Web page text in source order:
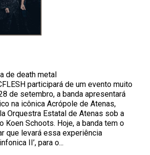
de death metal
participará de um evento muito
de setembro, a banda apresentará
na icônica Acrópole de Atenas,
Orquestra Estatal de Atenas sob a
Koen Schoots. Hoje, a banda tem o
que levará essa experiência
II’, para o...